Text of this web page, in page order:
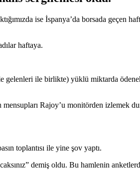
ise İspanya’da borsada geçen
haftaya.
gelenleri ile birlikte) yüklü miktarda
mensupları Rajoy’u monitörden izlemek
toplantısı ile yine şov yaptı.
demiş oldu. Bu hamlenin